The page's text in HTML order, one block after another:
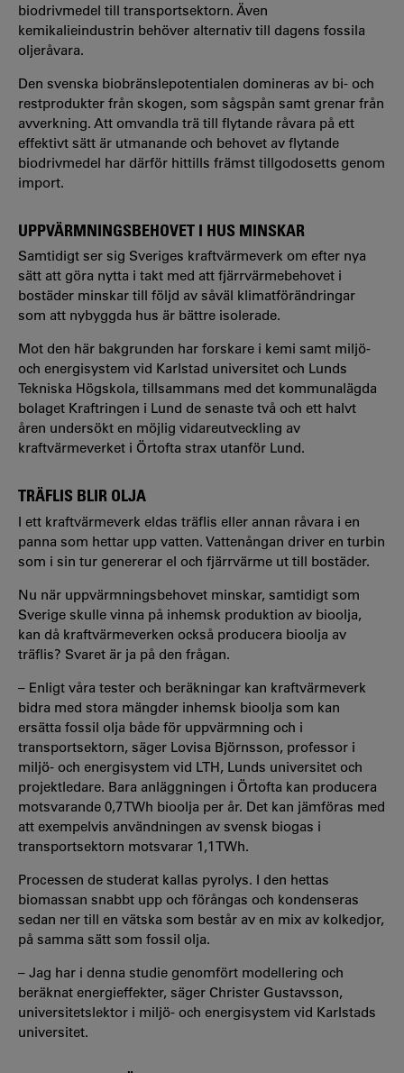
biodrivmedel till transportsektorn. Även
kemikalieindustrin behöver alternativ till dagens fossila
oljeråvara.
Den svenska biobränslepotentialen domineras av bi- och
restprodukter från skogen, som sågspån samt grenar från
avverkning. Att omvandla trä till flytande råvara på ett
effektivt sätt är utmanande och behovet av flytande
biodrivmedel har därför hittills främst tillgodosetts genom
import.
UPPVÄRMNINGSBEHOVET I HUS MINSKAR
Samtidigt ser sig Sveriges kraftvärmeverk om efter nya
sätt att göra nytta i takt med att fjärrvärmebehovet i
bostäder minskar till följd av såväl klimatförändringar
som att nybyggda hus är bättre isolerade.
Mot den här bakgrunden har forskare i kemi samt miljö-
och energisystem vid Karlstad universitet och Lunds
Tekniska Högskola, tillsammans med det kommunalägda
bolaget Kraftringen i Lund de senaste två och ett halvt
åren undersökt en möjlig vidareutveckling av
kraftvärmeverket i Örtofta strax utanför Lund.
TRÄFLIS BLIR OLJA
I ett kraftvärmeverk eldas träflis eller annan råvara i en
panna som hettar upp vatten. Vattenångan driver en turbin
som i sin tur genererar el och fjärrvärme ut till bostäder.
Nu när uppvärmningsbehovet minskar, samtidigt som
Sverige skulle vinna på inhemsk produktion av bioolja,
kan då kraftvärmeverken också producera bioolja av
träflis? Svaret är ja på den frågan.
– Enligt våra tester och beräkningar kan kraftvärmeverk
bidra med stora mängder inhemsk bioolja som kan
ersätta fossil olja både för uppvärmning och i
transportsektorn, säger Lovisa Björnsson, professor i
miljö- och energisystem vid LTH, Lunds universitet och
projektledare. Bara anläggningen i Örtofta kan producera
motsvarande 0,7 TWh bioolja per år. Det kan jämföras med
att exempelvis användningen av svensk biogas i
transportsektorn motsvarar 1,1 TWh.
Processen de studerat kallas pyrolys. I den hettas
biomassan snabbt upp och förångas och kondenseras
sedan ner till en vätska som består av en mix av kolkedjor,
på samma sätt som fossil olja.
– Jag har i denna studie genomfört modellering och
beräknat energieffekter, säger Christer Gustavsson,
universitetslektor i miljö- och energisystem vid Karlstads
universitet.